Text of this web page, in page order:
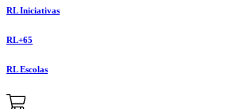
RL Iniciativas
RL+65
RL Escolas